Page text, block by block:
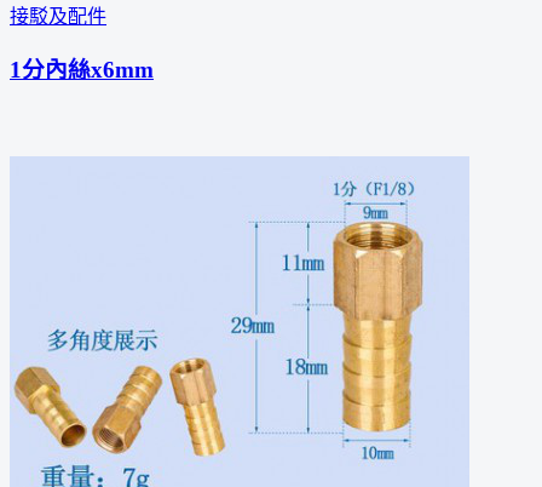
接駁及配件
1分內絲x6mm